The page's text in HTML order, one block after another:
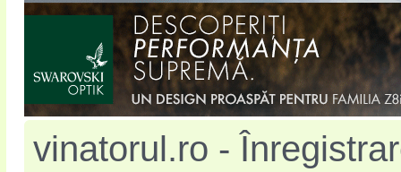
vinatorul.ro -